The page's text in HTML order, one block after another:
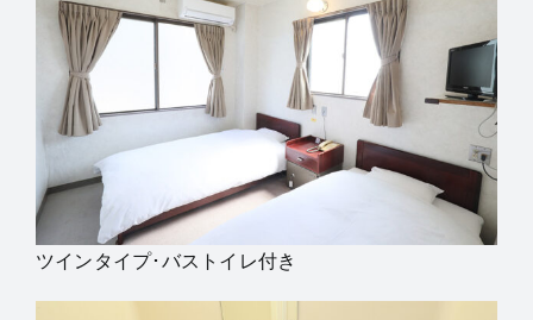
ツインタイプ･バストイレ付き